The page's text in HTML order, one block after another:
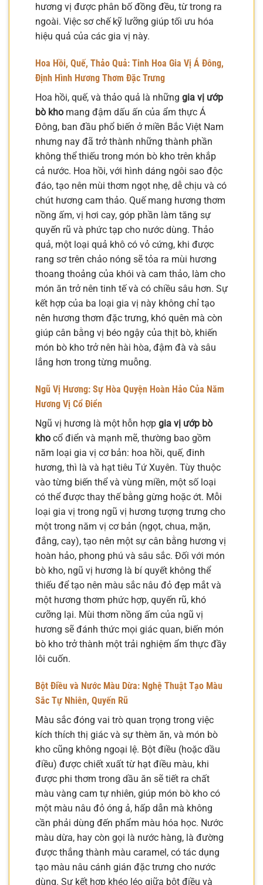
hương vị được phân bố đồng đều, từ trong ra
ngoài. Việc sơ chế kỹ lưỡng giúp tối ưu hóa
hiệu quả của các gia vị này.
Hoa Hồi, Quế, Thảo Quả: Tinh Hoa Gia Vị Á Đông,
Định Hình Hương Thơm Đặc Trưng
Hoa hồi, quế, và thảo quả là những gia vị ướp
bò kho mang đậm dấu ấn của ẩm thực Á
Đông, ban đầu phổ biến ở miền Bắc Việt Nam
nhưng nay đã trở thành những thành phần
không thể thiếu trong món bò kho trên khắp
cả nước. Hoa hồi, với hình dáng ngôi sao độc
đáo, tạo nên mùi thơm ngọt nhẹ, dễ chịu và có
chút hương cam thảo. Quế mang hương thơm
nồng ấm, vị hơi cay, góp phần làm tăng sự
quyến rũ và phức tạp cho nước dùng. Thảo
quả, một loại quả khô có vỏ cứng, khi được
rang sơ trên chảo nóng sẽ tỏa ra mùi hương
thoang thoảng của khói và cam thảo, làm cho
món ăn trở nên tinh tế và có chiều sâu hơn. Sự
kết hợp của ba loại gia vị này không chỉ tạo
nên hương thơm đặc trưng, khó quên mà còn
giúp cân bằng vị béo ngậy của thịt bò, khiến
món bò kho trở nên hài hòa, đậm đà và sâu
lắng hơn trong từng muỗng.
Ngũ Vị Hương: Sự Hòa Quyện Hoàn Hảo Của Năm
Hương Vị Cổ Điển
Ngũ vị hương là một hỗn hợp gia vị ướp bò
kho cổ điển và mạnh mẽ, thường bao gồm
năm loại gia vị cơ bản: hoa hồi, quế, đinh
hương, thì là và hạt tiêu Tứ Xuyên. Tùy thuộc
vào từng biến thể và vùng miền, một số loại
có thể được thay thế bằng gừng hoặc ớt. Mỗi
loại gia vị trong ngũ vị hương tượng trưng cho
một trong năm vị cơ bản (ngọt, chua, mặn,
đắng, cay), tạo nên một sự cân bằng hương vị
hoàn hảo, phong phú và sâu sắc. Đối với món
bò kho, ngũ vị hương là bí quyết không thể
thiếu để tạo nên màu sắc nâu đỏ đẹp mắt và
một hương thơm phức hợp, quyến rũ, khó
cưỡng lại. Mùi thơm nồng ấm của ngũ vị
hương sẽ đánh thức mọi giác quan, biến món
bò kho trở thành một trải nghiệm ẩm thực đầy
lôi cuốn.
Bột Điều và Nước Màu Dừa: Nghệ Thuật Tạo Màu
Sắc Tự Nhiên, Quyến Rũ
Màu sắc đóng vai trò quan trọng trong việc
kích thích thị giác và sự thèm ăn, và món bò
kho cũng không ngoại lệ. Bột điều (hoặc dầu
điều) được chiết xuất từ hạt điều màu, khi
được phi thơm trong dầu ăn sẽ tiết ra chất
màu vàng cam tự nhiên, giúp món bò kho có
một màu nâu đỏ óng ả, hấp dẫn mà không
cần phải dùng đến phẩm màu hóa học. Nước
màu dừa, hay còn gọi là nước hàng, là đường
được thắng thành màu caramel, có tác dụng
tạo màu nâu cánh gián đặc trưng cho nước
dùng. Sự kết hợp khéo léo giữa bột điều và